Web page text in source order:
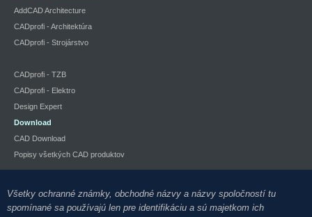
AddCAD Architecture
CADprofi - Architektúra
CADprofi - Strojárstvo
CADprofi - TZB
CADprofi - Elektro
Design Expert
Download
CAD Download
Popisy všetkých CAD produktov
Všetky ochranné známky, obchodné názvy a názvy spoločností tu
spomínané sa používajú len pre identifikáciu a sú majetkom ich